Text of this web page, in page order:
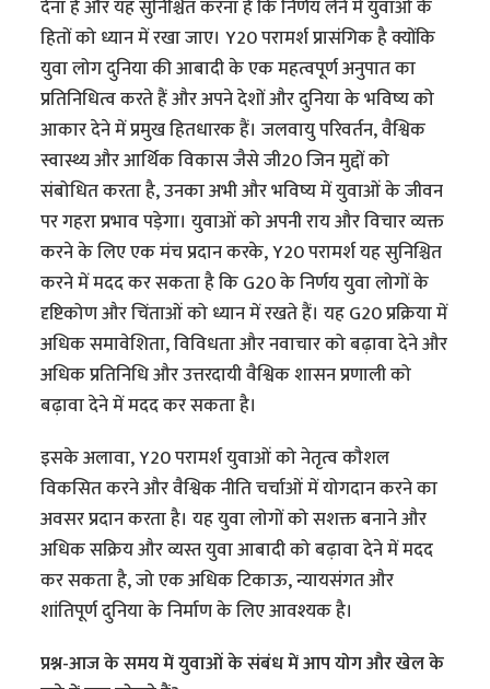
देना है और यह सुनिश्चित करना है कि निर्णय लेने में युवाओं के
हितों को ध्यान में रखा जाए। Y20 परामर्श प्रासंगिक है क्योंकि
युवा लोग दुनिया की आबादी के एक महत्वपूर्ण अनुपात का
प्रतिनिधित्व करते हैं और अपने देशों और दुनिया के भविष्य को
आकार देने में प्रमुख हितधारक हैं। जलवायु परिवर्तन, वैश्विक
स्वास्थ्य और आर्थिक विकास जैसे जी20 जिन मुद्दों को
संबोधित करता है, उनका अभी और भविष्य में युवाओं के जीवन
पर गहरा प्रभाव पड़ेगा। युवाओं को अपनी राय और विचार व्यक्त
करने के लिए एक मंच प्रदान करके, Y20 परामर्श यह सुनिश्चित
करने में मदद कर सकता है कि G20 के निर्णय युवा लोगों के
दृष्टिकोण और चिंताओं को ध्यान में रखते हैं। यह G20 प्रक्रिया में
अधिक समावेशिता, विविधता और नवाचार को बढ़ावा देने और
अधिक प्रतिनिधि और उत्तरदायी वैश्विक शासन प्रणाली को
बढ़ावा देने में मदद कर सकता है।
इसके अलावा, Y20 परामर्श युवाओं को नेतृत्व कौशल
विकसित करने और वैश्विक नीति चर्चाओं में योगदान करने का
अवसर प्रदान करता है। यह युवा लोगों को सशक्त बनाने और
अधिक सक्रिय और व्यस्त युवा आबादी को बढ़ावा देने में मदद
कर सकता है, जो एक अधिक टिकाऊ, न्यायसंगत और
शांतिपूर्ण दुनिया के निर्माण के लिए आवश्यक है।
प्रश्न-आज के समय में युवाओं के संबंध में आप योग और खेल के